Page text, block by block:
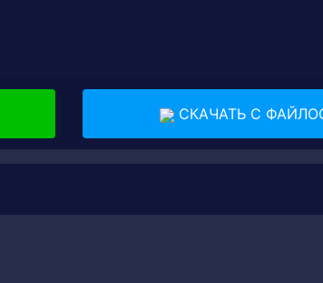
СКАЧАТЬ С